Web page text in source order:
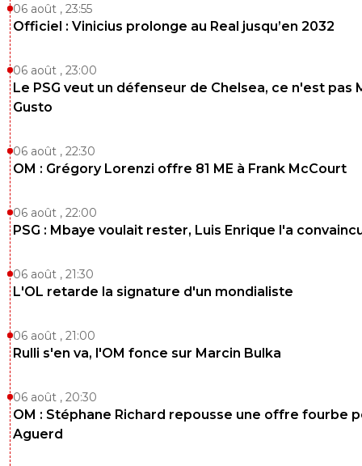
06 août , 23:55
Officiel : Vinicius prolonge au Real jusqu’en 2032
06 août , 23:00
Le PSG veut un défenseur de Chelsea, ce n'est pas
Gusto
06 août , 22:30
OM : Grégory Lorenzi offre 81 ME à Frank McCourt
06 août , 22:00
PSG : Mbaye voulait rester, Luis Enrique l'a
06 août , 21:30
L'OL retarde la signature d'un mondialiste
06 août , 21:00
Rulli s'en va, l'OM fonce sur Marcin Bulka
06 août , 20:30
OM : Stéphane Richard repousse une offre fourbe
Aguerd